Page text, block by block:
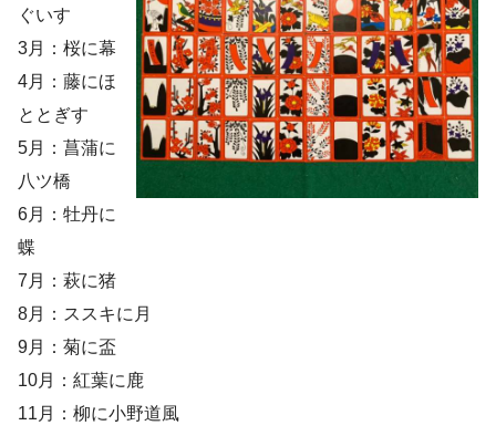
ぐいす
3月：桜に幕
4月：藤にほ
ととぎす
5月：菖蒲に
八ツ橋
6月：牡丹に
蝶
7月：萩に猪
8月：ススキに月
9月：菊に盃
10月：紅葉に鹿
11月：柳に小野道風